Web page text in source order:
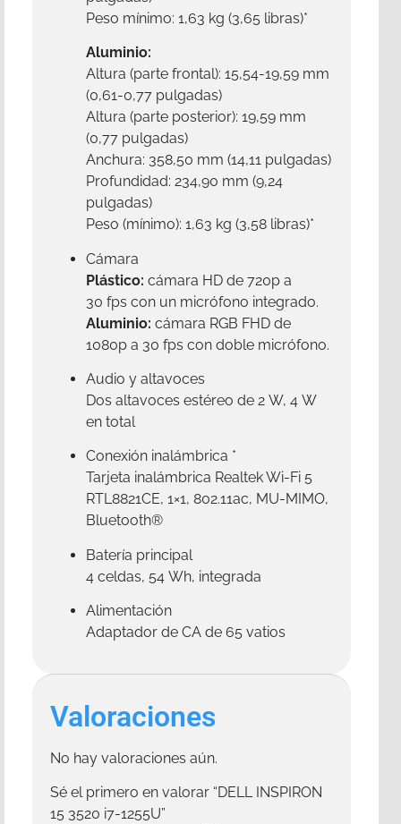
Peso mínimo: 1,63 kg (3,65 libras)*
Aluminio:
Altura (parte frontal): 15,54-19,59 mm
(0,61-0,77 pulgadas)
Altura (parte posterior): 19,59 mm
(0,77 pulgadas)
Anchura: 358,50 mm (14,11 pulgadas)
Profundidad: 234,90 mm (9,24
pulgadas)
Peso (mínimo): 1,63 kg (3,58 libras)*
Cámara
Plástico: cámara HD de 720p a
30 fps con un micrófono integrado.
Aluminio: cámara RGB FHD de
1080p a 30 fps con doble micrófono.
Audio y altavoces
Dos altavoces estéreo de 2 W, 4 W
en total
Conexión inalámbrica *
Tarjeta inalámbrica Realtek Wi-Fi 5
RTL8821CE, 1×1, 802.11ac, MU-MIMO,
Bluetooth®
Batería principal
4 celdas, 54 Wh, integrada
Alimentación
Adaptador de CA de 65 vatios
Valoraciones
No hay valoraciones aún.
Sé el primero en valorar “DELL INSPIRON
15 3520 i7-1255U”